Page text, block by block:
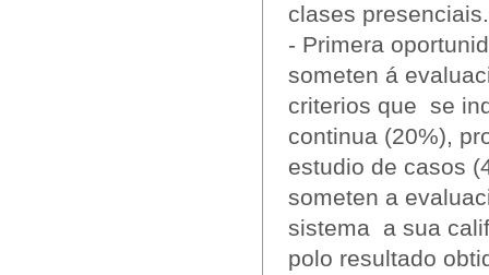
clases presenciais.
- Primera
someten á
criterios que se
continua (20%),
estudio de casos
someten a
sistema a sua
polo resultado